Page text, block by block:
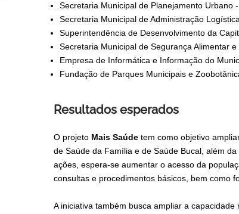
Secretaria Municipal de Planejamento Urbano
Secretaria Municipal de Administração
Superintendência de Desenvolvimento da
Secretaria Municipal de Segurança Alimentar e
Empresa de Informática e Informação do
Fundação de Parques Municipais e
Resultados esperados
O projeto Mais Saúdetem como objetivo
de Saúde da Família e de Saúde Bucal, além
ações, espera-se aumentar o acesso da
consultas e procedimentos básicos, bem como
A iniciativa também busca ampliar a